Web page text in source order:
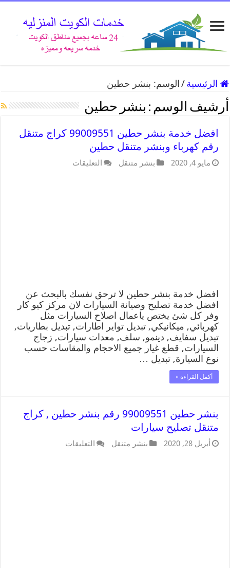
الرئيسية / الوسم: بنشر حطين
أرشيف الوسم : بنشر حطين
افضل خدمة بنشر حطين 99009551 كراج متنقل
رقم كهرباء وبنشر متنقل حطين
مايو 4, 2020 بنشر متنقل التعليقات
افضل خدمة بنشر حطين لا ترحق نفسك بالبحث عن
افضل خدمة تصليح وصيانة السيارات لان مركز كيو كار
وفر كل شئ يختص ياعمال اصلاح السيارات مثل
كهربائي, ميكانيكي, تبديل تواير اطارات, تبديل بطاريات,
تبديل سفايف, دينمو, سلف, معدات سيارات, زجاج
السيارات, قطع غيار جميع الاحجام والمقاسات حسب
نوع السيارة, تبديل …
أكمل القراءة »
بنشر حطين 99009551 رقم بنشر حطين , كراج
متنقل تصليح سيارات
أبريل 28, 2020 بنشر متنقل التعليقات